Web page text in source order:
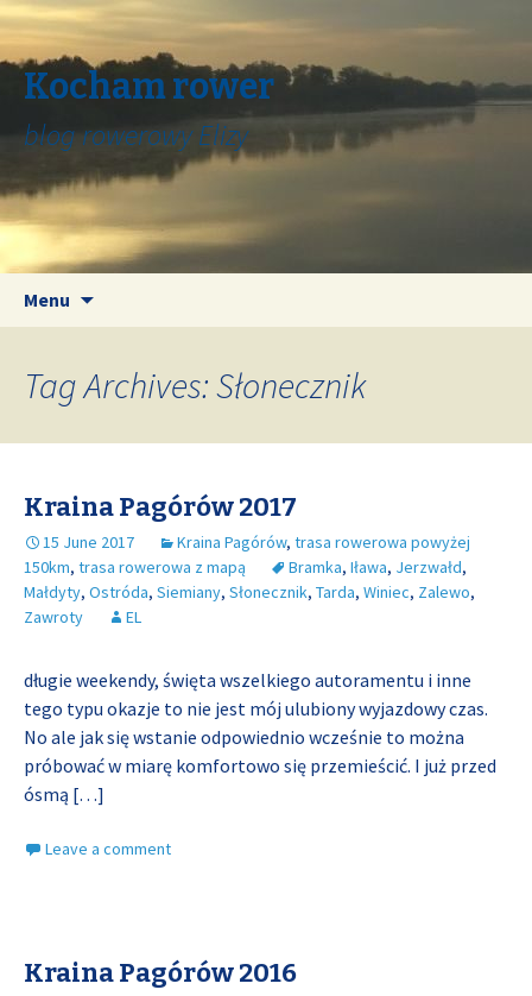
Kocham rower
blog rowerowy Elizy
Menu
Tag Archives: Słonecznik
Kraina Pagórów 2017
15 June 2017 Kraina Pagórów, trasa rowerowa powyżej
150km, trasa rowerowa z mapą Bramka, Iława, Jerzwałd,
Małdyty, Ostróda, Siemiany, Słonecznik, Tarda, Winiec, Zalewo,
Zawroty
EL
długie weekendy, święta wszelkiego autoramentu i inne
tego typu okazje to nie jest mój ulubiony wyjazdowy czas.
No ale jak się wstanie odpowiednio wcześnie to można
próbować w miarę komfortowo się przemieścić. I już przed
ósmą […]
Leave a comment
Kraina Pagórów 2016